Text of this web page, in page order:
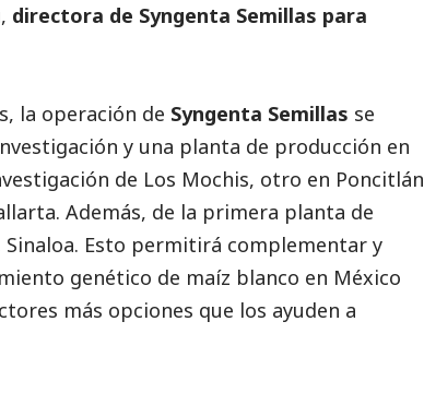
, directora de Syngenta Semillas para
la operación de Syngenta Semillas se
y una planta de producción en
de Los Mochis, otro en Poncitlán
Además, de la primera planta de
Esto permitirá complementar y
genético de maíz blanco en México
más opciones que los ayuden a